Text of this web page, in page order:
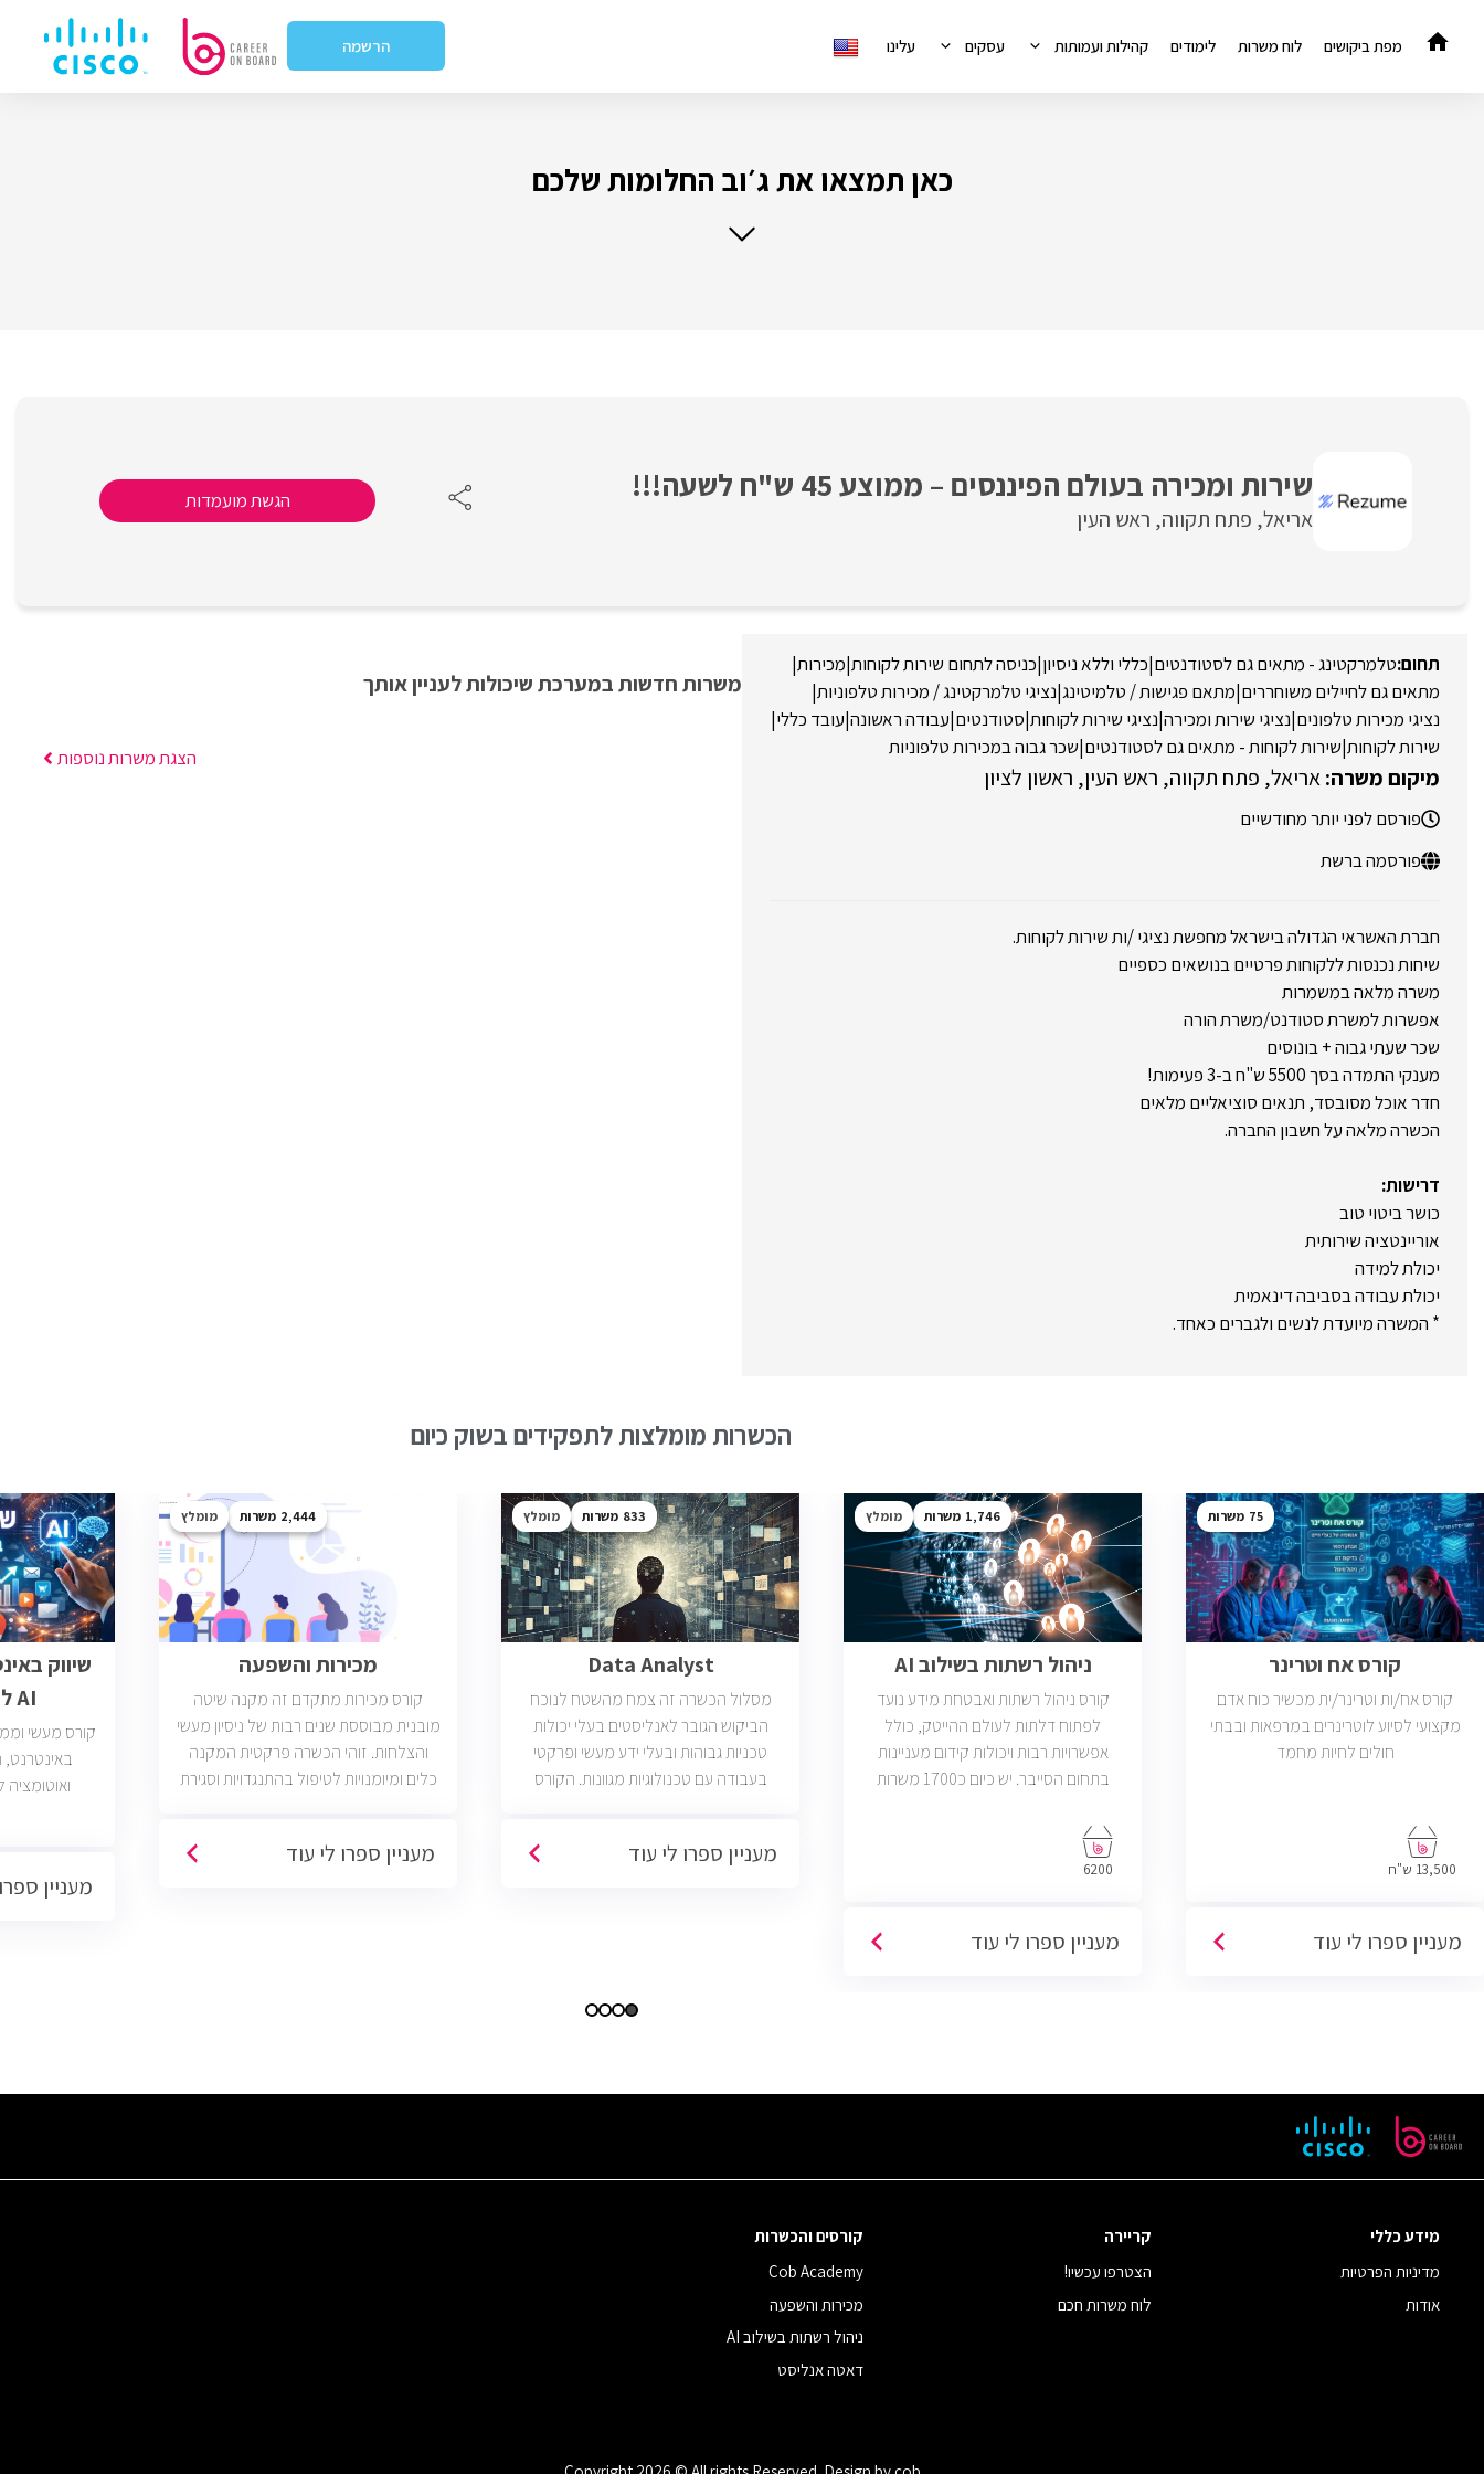
לתוכן
מפת ביקושים לוח משרות לימודים קהילות ועמותות עסקים עלינו הרשמה
כאן תמצאו את ג׳וב החלומות שלכם
שירות ומכירה בעולם הפיננסים – ממוצע 45 ש"ח לשעה!!!
אריאל פתח תקווה ראש העין
הגשת מועמדות
טלמרקטינג - מתאים גם לסטודנטים|כללי וללא ניסיון|כניסה לתחום שירות לקוחות|מכירות|
מתאים גם לחיילים משוחררים|מתאם פגישות / טלמיטינג|נציגי טלמרקטינג / מכירות טלפוניות|
נציגי מכירות טלפונים|נציגי שירות ומכירה|נציגי שירות לקוחות|סטודנטים|עבודה ראשונה|עובד כללי|
שירות לקוחות|שירות לקוחות - מתאים גם לסטודנטים|שכר גבוה במכירות טלפוניות
אריאל פתח תקווה ראש העין ראשון לציון
פורסם לפני יותר מחודשיים
פורסמה ברשת
חברת האשראי הגדולה בישראל מחפשת נציגי /ות שירות לקוחות.
שיחות נכנסות ללקוחות פרטיים בנושאים כספיים
משרה מלאה במשמרות
אפשרות למשרת סטודנט/משרת הורה
שכר שעתי גבוה + בונוסים
מענקי התמדה בסך 5500 ש"ח ב-3 פעימות!
חדר אוכל מסובסד, תנאים סוציאליים מלאים
הכשרה מלאה על חשבון החברה.
דרישות:
כושר ביטוי טוב
אוריינטציה שירותית
יכולת למידה
יכולת עבודה בסביבה דינאמית
* המשרה מיועדת לנשים ולגברים כאחד.
משרות חדשות במערכת שיכולות לעניין אותך
הצגת משרות נוספות
הכשרות מומלצות לתפקידים בשוק כיום
75
קורס אח וטרינר
קורס אח/ות וטרינר/ית מכשיר כוח אדם
מקצועי לסיוע לוטרינרים במרפאות ובבתי
חולים לחיות מחמד
13,500 ש"ח
מעניין ספרו לי עוד
1,746 מומלץ
ניהול רשתות בשילוב AI
קורס ניהול רשתות ואבטחת מידע נועד
לפתוח דלתות לעולם ההייטק, כולל
אפשרויות רבות ויכולות קידום מעניינות
בתחום הסייבר. יש כיום כ1700 משרות
בניהול רשתות והסמכת CCNA.
6200
מעניין ספרו לי עוד
833 מומלץ
Data Analyst
מסלול הכשרה זה צמח מהשטח לנוכח
הביקוש הגובר לאנליסטים בעלי יכולות
טכניות גבוהות ובעלי ידע מעשי ופרקטי
בעבודה עם טכנולוגיות מגוונות. הקורס
פתוחות בשוק והתפקיד מתאים לעבודה
מעניין ספרו לי עוד
2,444 מומלץ
מכירות והשפעה
קורס מכירות מתקדם זה מקנה שיטה
מובנית מבוססת שנים רבות של ניסיון מעשי
והצלחות. זוהי הכשרה פרקטית המקנה
כלים ומיומנויות לטיפול בהתנגדויות וסגירת
הסוגים והגדלים (מכירות טלפוניות,
מעניין ספרו לי עוד
שיווק
AI לבעלי עסקים
קורס מעשי
ואוטומציה
מעניין
מידע כללי
מדיניות הפרטיות
אודות
קריירה
הצטרפו עכשיו!
לוח משרות חכם
קורסים והכשרות
Cob Academy
מכירות והשפעה
ניהול רשתות בשילוב AI
דאטה אנליסט